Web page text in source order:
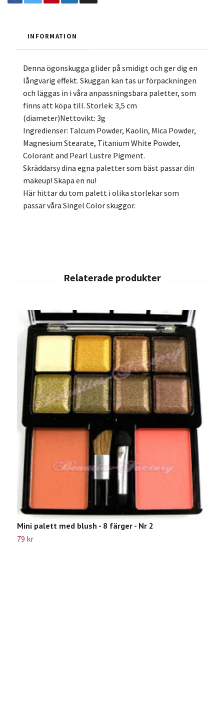
INFORMATION
Denna ögonskugga glider på smidigt och ger dig en
långvarig effekt. Skuggan kan tas ur förpackningen
och läggas in i våra anpassningsbara paletter, som
finns att köpa till. Storlek: 3,5 cm
(diameter)Nettovikt: 3g
Ingredienser: Talcum Powder, Kaolin, Mica Powder,
Magnesium Stearate, Titanium White Powder,
Colorant and Pearl Lustre Pigment.
Skräddarsy dina egna paletter som bäst passar din
makeup! Skapa en nu!
Här hittar du tom palett i olika storlekar som
passar våra Singel Color skuggor.
Mini palett med blush - 8 färger - Nr 2
79 kr